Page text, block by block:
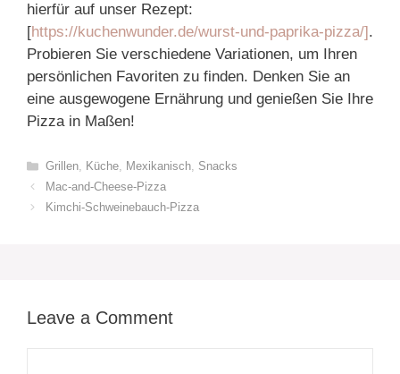
hierfür auf unser Rezept:
[https://kuchenwunder.de/wurst-und-paprika-pizza/].
Probieren Sie verschiedene Variationen, um Ihren
persönlichen Favoriten zu finden. Denken Sie an
eine ausgewogene Ernährung und genießen Sie Ihre
Pizza in Maßen!
Categories
Grillen, Küche, Mexikanisch, Snacks
Mac-and-Cheese-Pizza
Kimchi-Schweinebauch-Pizza
Leave a Comment